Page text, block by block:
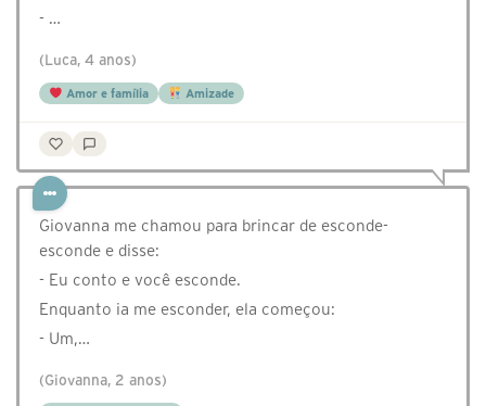
- …
(Luca, 4 anos)
Amor e família Amizade
Giovanna me chamou para brincar de esconde-
esconde e disse:
- Eu conto e você esconde.
Enquanto ia me esconder, ela começou:
- Um,…
(Giovanna, 2 anos)